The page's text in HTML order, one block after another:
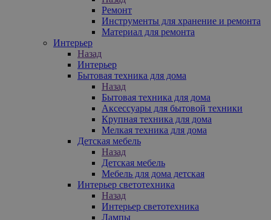
Ремонт
Инструменты для хранение и ремонта
Материал для ремонта
Интерьер
Назад
Интерьер
Бытовая техника для дома
Назад
Бытовая техника для дома
Аксессуары для бытовой техники
Крупная техника для дома
Мелкая техника для дома
Детская мебель
Назад
Детская мебель
Мебель для дома детская
Интерьер светотехника
Назад
Интерьер светотехника
Лампы